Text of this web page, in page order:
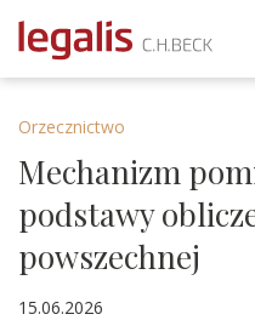
Orzecznictwo
Mechanizm
podstawy
powszechnej
15.06.2026